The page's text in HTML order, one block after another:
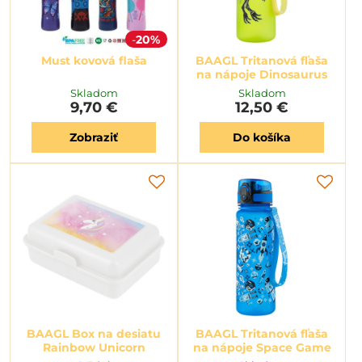
20%
Must kovová flaša
Skladom
9,70 €
Zobraziť
BAAGL Tritanová fľaša
na nápoje Dinosaurus
Skladom
12,50 €
Do košíka
BAAGL Box na desiatu
Rainbow Unicorn
BAAGL Tritanová fľaša
na nápoje Space Game